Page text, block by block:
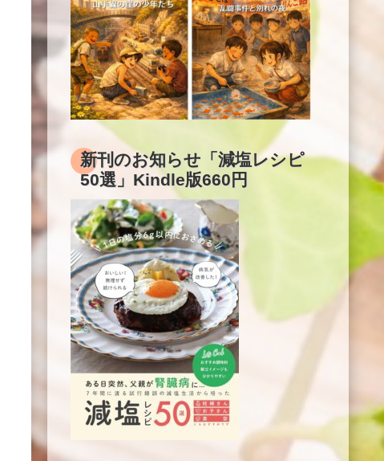
新刊のお知らせ「減塩レシピ
50選」Kindle版660円